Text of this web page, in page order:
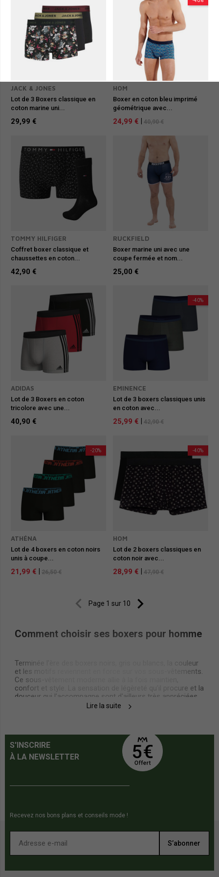
JACK & JONES
Lot de 3 Boxers classique en
coton marine uni...
29,99 €
HOM
Boxer en coton bleu imprimé
géométrique avec...
24,99 € 40,90 €
TOMMY HILFIGER
Coffret boxer classique et
chaussettes en coton...
42,90 €
RUCKFIELD
Boxer marine uni avec une
coupe fermée et nom...
25,00 €
ADIDAS
Lot de 3 Boxers en coton
tricolore avec une...
40,90 €
-40%
EMINENCE
Lot de 3 boxers classiques unis
en coton avec...
25,99 € 42,90 €
-20%
ATHÉNA
Lot de 4 boxers en coton noirs
unis à coupe...
21,99 € 26,50 €
-40%
HOM
Lot de 2 boxers classiques en
coton noir avec...
28,99 € 47,90 €
 Page 1 sur 10 
Comment choisir ses boxers pour homme
Terminée l'ère des boxers noirs, gris ou blancs, la couleur
et les motifs reviennent en force sur vos sous-vêtements.
Ce sous-vêtement moderne allie à la fois maintien,
confort et style. La sensation de légèreté qu’il procure et la
douceur qui l’accompagne sont d'ailleurs très appréciées
des hommes en quête de style. Sur le site
Quelle matière choisir ou quel tissu choisir
?
Tout d'abord, faisons un tour des différentes matières qui
Lire la suite
S'INSCRIRE
À LA NEWSLETTER
Recevez nos bons plans et conseils mode !
S’abonner